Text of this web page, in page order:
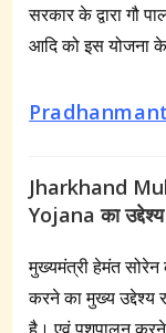
सरकार के द्वारा गौ
आदि को इस योजना
Jharkhand
Yojana का
मुख्यमंत्री हेमंत सोरेन
करने का मुख्य उद्देश्य